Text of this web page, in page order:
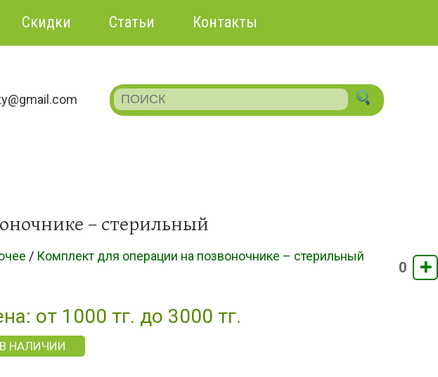
Скидки Статьи Контакты
– стерильный
0 ➕
/ Комплект для операции на позвоночнике – стерильный
от 1000 тг. до 3000 тг.
В НАЛИЧИИ